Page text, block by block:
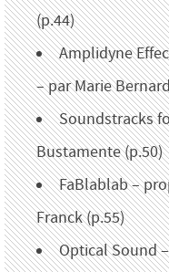
(p.44)
Amplidyne
– par Marie
Soundstracks
Bustamente (p.50)
FaBlablab –
Franck (p.55)
Optical Sound